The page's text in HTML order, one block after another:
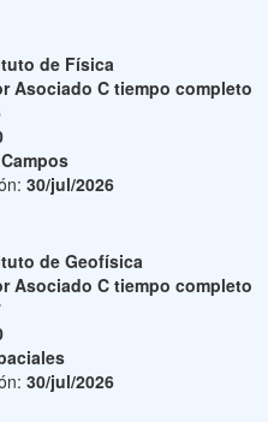
de Física
Asociado C tiempo completo
30/jul/2026
de Geofísica
Asociado C tiempo completo
30/jul/2026